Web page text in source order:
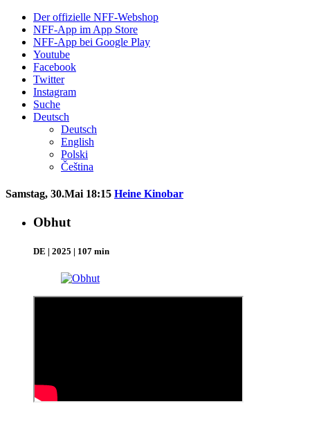
Der offizielle NFF-Webshop
NFF-App im App Store
NFF-App bei Google Play
Youtube
Facebook
Twitter
Instagram
Suche
Deutsch
Deutsch
English
Polski
Čeština
Samstag, 30.Mai 18:15 Heine Kinobar
Obhut
DE | 2025 | 107 min